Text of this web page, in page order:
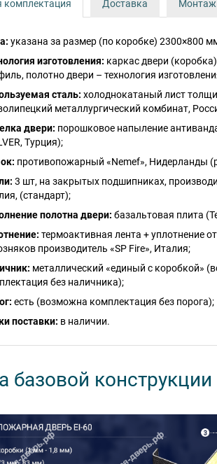
комплектация Доставка Монтаж
указана за размер (по коробке) 2300×800
изготовления: каркас двери
полотно двери – технология
сталь: холоднокатаный лист
металлургический комбинат,
двери: порошковое напыление
Турция);
противопожарный «Nemef», Нидерланды
3 шт, на закрытых подшипниках,
(стандарт);
полотна двери: базальтовая плита
термоактивная лента + уплотнение
производитель «SP Fire», Италия;
металлический «единый с коробкой»
без наличника);
есть (возможна комплектация без порога);
поставки: в наличии.
базовой конструкции